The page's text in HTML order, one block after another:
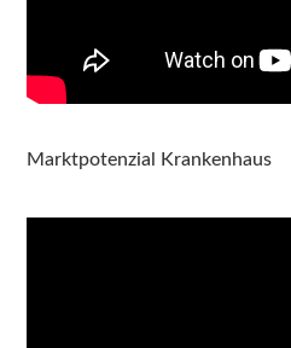
Marktpotenzial Krankenhaus